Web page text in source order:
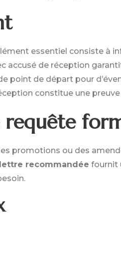
essentiel consiste à
accusé de réception
point de départ pour
constitue une
promotions ou des
lettre recommandée fournit